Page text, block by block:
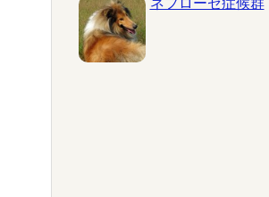
ネフローゼ症候群